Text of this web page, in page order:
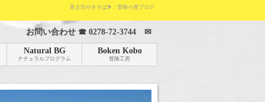
富士宮やきそば⛷：冒険小屋ブログ
お問い合わせ ☎ 0278-72-3744 ✉
Natural BG
ナチュラルプログラム
Boken Kobo
冒険工房